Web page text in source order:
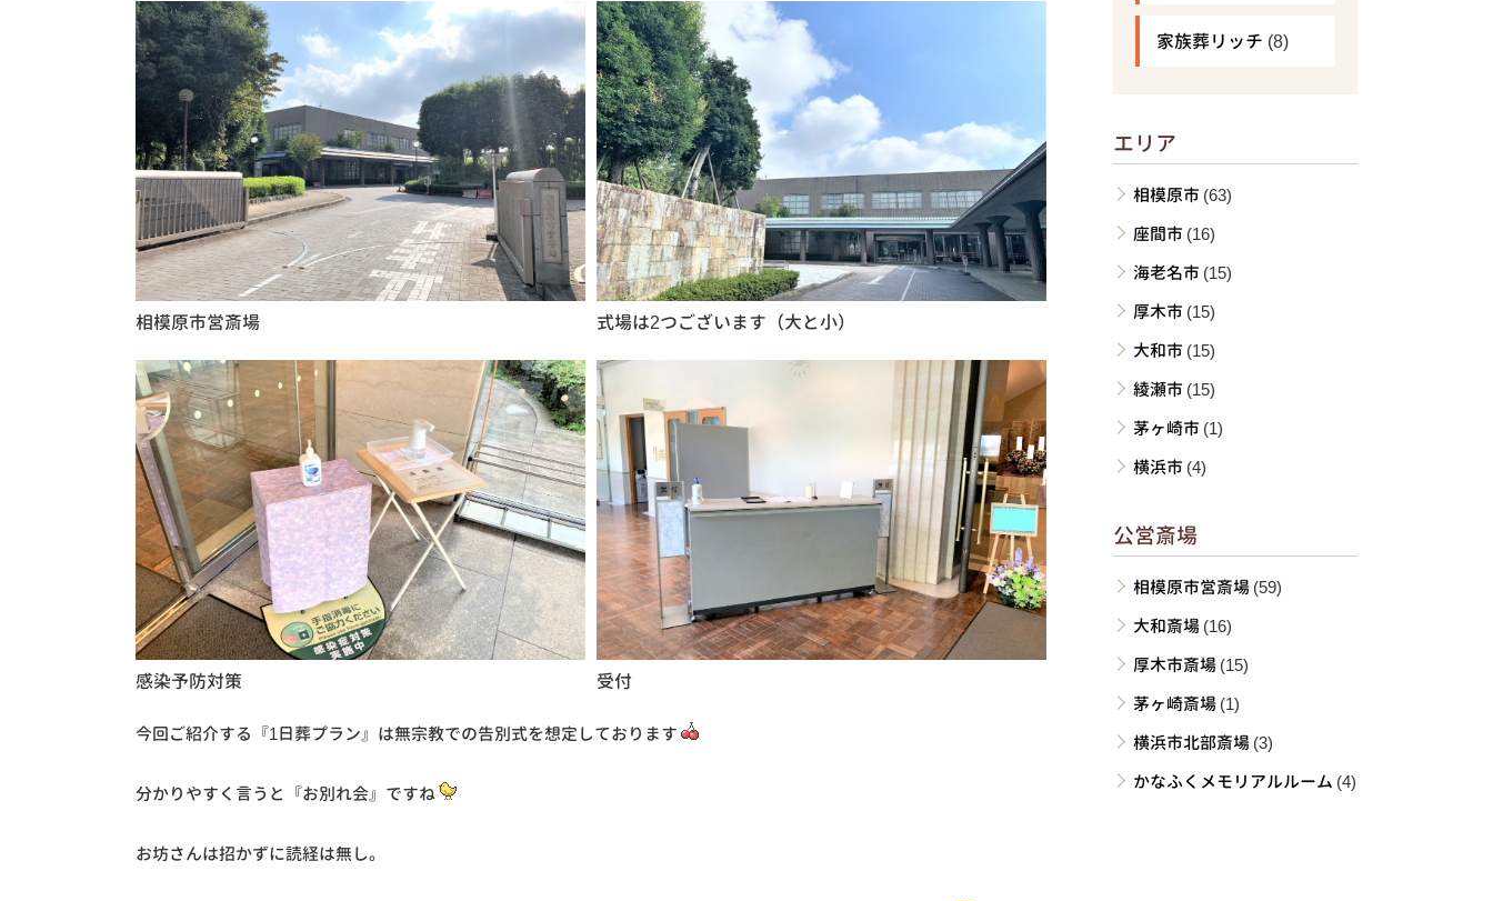
相模原市営斎場 式場は2つございます（大と小）
感染予防対策 受付
今回ご紹介する『1日葬プラン』は無宗教での告別式を想定しております
分かりやすく言うと『お別れ会』ですね
お坊さんは招かずに読経は無し。
家族葬リッチ (8)
エリア
相模原市 (63)
座間市 (16)
海老名市 (15)
厚木市 (15)
大和市 (15)
綾瀬市 (15)
茅ヶ崎市 (1)
横浜市 (4)
公営斎場
相模原市営斎場(59)
大和斎場(16)
厚木市斎場(15)
茅ヶ崎斎場(1)
横浜市北部斎場(3)
かなふくメモリアルルーム (4)